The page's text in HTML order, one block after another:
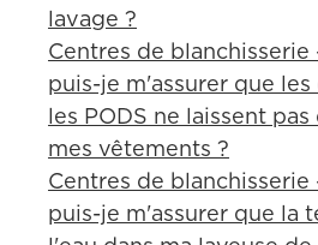
lavage ?
Centres de
puis-je m'assurer que
les PODS ne laissent
mes vêtements ?
Centres de
puis-je m'assurer que la